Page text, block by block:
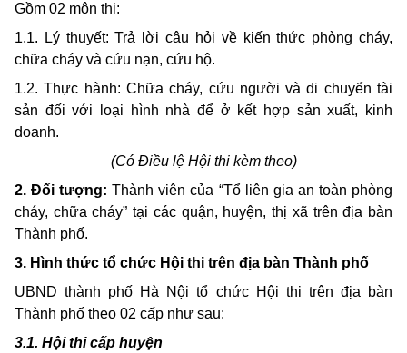
Gồm 02 môn thi:
1.1. Lý thuyết: Trả lời câu hỏi về kiến thức phòng cháy,
chữa cháy và cứu nạn, cứu hộ.
1.2. Thực hành: Chữa cháy, cứu người và di chuyển tài
sản đối với loại hình nhà để ở kết hợp sản xuất, kinh
doanh.
(Có Điều lệ Hội thi kèm theo)
2. Đối tượng: Thành viên của “Tổ liên gia an toàn phòng
cháy, chữa cháy” tại các quận, huyện, thị xã trên địa bàn
Thành phố.
3. Hình thức tổ chức Hội thi trên địa bàn Thành phố
UBND thành phố Hà Nội tổ chức Hội thi trên địa bàn
Thành phố theo 02 cấp như sau:
3.1. Hội thi cấp huyện